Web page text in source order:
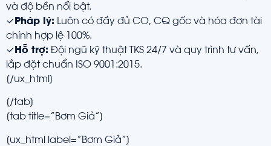
và độ bền nổi bật.
✓ Pháp lý: Luôn có đầy đủ CO, CQ gốc và hóa đơn tài
chính hợp lệ 100%.
✓ Hỗ trợ: Đội ngũ kỹ thuật TKS 24/7 và quy trình tư vấn,
lắp đặt chuẩn ISO 9001:2015.
[/ux_html]
[/tab]
[tab title=”Bơm Giả”]
[ux_html label=”Bơm Giả”]